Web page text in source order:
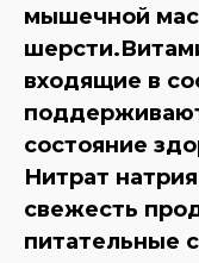
мышечной
входящие в
состояние
Нитрат
свежесть
питательные